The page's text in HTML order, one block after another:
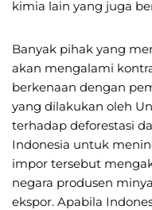
kimia lain yang juga
Banyak pihak yang
akan mengalami
berkenaan dengan
yang dilakukan oleh
terhadap deforestasi
Indonesia untuk
impor tersebut
negara produsen
ekspor. Apabila